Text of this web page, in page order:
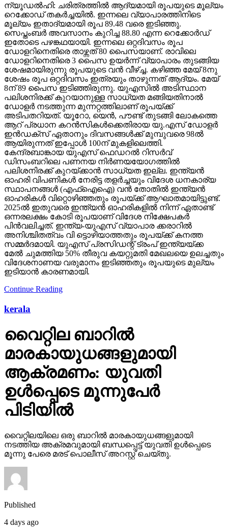
ന്യൂഡല്‍ഹി: ചരിത്രത്തില്‍ ആദ്യമായി രൂപയുടെ മൂല്യം
റെക്കോഡ് തകര്‍ച്ചയില്‍. ഇന്നലെ വ്യാപാരത്തിനിടെ
മൂല്യം ഇതാദ്യമായി രൂപ 89.48 വരെ ഇടിഞ്ഞു.
സെപ്തംബര്‍ അവസാനം കുറിച്ച 88.80 എന്ന റെക്കോര്‍ഡ്
ഇതോടെ പഴങ്കഥയായി. ഇന്നലെ ഒറ്റദിവസം രൂപ
ഡോളറിനെതിരെ താഴ്ന്നത് 80 പൈസയാണ്. രാവിലെ
ഡോളറിനെതിരെ 3 പൈസ ഉയര്‍ന്ന് വ്യാപാരം തുടങ്ങിയ
ശേഷമായിരുന്നു രൂപയുടെ വന്‍ വീഴ്ച്ച. കഴിഞ്ഞ മേയ് 8നു
ശേഷം രൂപ ഒറ്റദിവസം ഇത്രയും താഴുന്നത് ആദ്യം. മേയ്
8ന് 89 പൈസ ഇടിഞ്ഞിരുന്നു. യുഎസില്‍ അടിസ്ഥാന
പലിശനിരക്ക് കുറയാനുള്ള സാധ്യത മങ്ങിയതിനാല്‍
ഡോളര്‍ നടത്തുന്ന മുന്നറ്റത്തിലാണ് രൂപയ്ക്ക്
അടിപതറിയത്. യൂറോ, യെന്‍, പൗണ്ട് തുടങ്ങി ലോകത്തെ
ആറ് പ്രധാന കറന്‍സികള്‍ക്കെതിരായ യു.എസ് ഡോളര്‍
ഇന്‍ഡക്‌സ് ഏതാനും ദിവസങ്ങള്‍ക്ക് മുമ്പുവരെ 98ല്‍
ആയിരുന്നത് ഇപ്പോള്‍ 100ന് മുകളിലെത്തി.
കേന്ദ്രബാങ്കായ യുഎസ് ഫെഡറല്‍ റിസര്‍വ്
ഡിസംബറിലെ പണനയ നിര്‍ണയയോഗത്തില്‍
പലിശനിരക്ക് കുറയ്ക്കാന്‍ സാധ്യത ഇല്ല. ഇന്ത്യന്‍
ഓഹരി വിപണികള്‍ നേരിട്ട തളര്‍ച്ചയും വിദേശ ധനകാര്യ
സ്ഥാപനങ്ങള്‍ (എഫ്‌ഐഐ) വന്‍ തോതില്‍ ഇന്ത്യന്‍
ഓഹരികള്‍ വിറ്റൊഴിഞ്ഞതും രൂപയ്ക്ക് ആഘാതമായിട്ടുണ്ട്.
2025ല്‍ ഇതുവരെ ഇന്ത്യന്‍ ഓഹരികളില്‍ നിന്ന് ഏതാണ്ട്
ഒന്നരലക്ഷം കോടി രൂപയാണ് വിദേശ നിക്ഷേപകര്‍
പിന്‍വലിച്ചത്. ഇന്ത്യ-യുഎസ് വ്യാപാര ക്കരാറില്‍
അനിശ്ചിതത്വം വി ട്ടൊഴിയാത്തതും രൂപയ്ക്ക് കനത്ത
സമ്മര്‍ദമായി. യുഎസ് പ്രസിഡന്റ് ട്രംപ് ഇന്ത്യയ്ക്ക
മേല്‍ ചുമത്തിയ 50% തീരുവ കയറ്റുമതി മേഖലയെ ഉലച്ചതും
വിദേശനാണയ വരുമാനം ഇടിഞ്ഞതും രൂപയുടെ മുല്യം
ഇടിയാന്‍ കാരണമായി.
Continue Reading
kerala
വൈറ്റില ബാറില്‍
മാരകായുധങ്ങളുമായി
ആക്രമണം: യുവതി
ഉള്‍പ്പെടെ മൂന്നുപേര്‍
പിടിയില്‍
വൈറ്റിലയിലെ ഒരു ബാറില്‍ മാരകായുധങ്ങളുമായി
നടത്തിയ അക്രമവുമായി ബന്ധപ്പെട്ട് യുവതി ഉള്‍പ്പെടെ
മൂന്നു പേരെ മരട് പൊലീസ് അറസ്റ്റ് ചെയ്തു.
Published
4 days ago